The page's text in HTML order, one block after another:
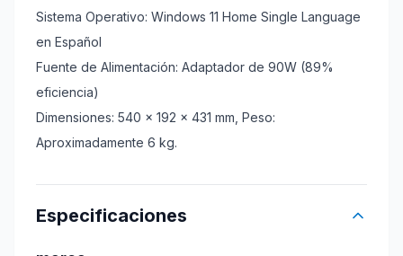
Sistema Operativo: Windows 11 Home Single Language
en Español
Fuente de Alimentación: Adaptador de 90W (89%
eficiencia)
Dimensiones: 540 x 192 x 431 mm, Peso:
Aproximadamente 6 kg.
Especificaciones